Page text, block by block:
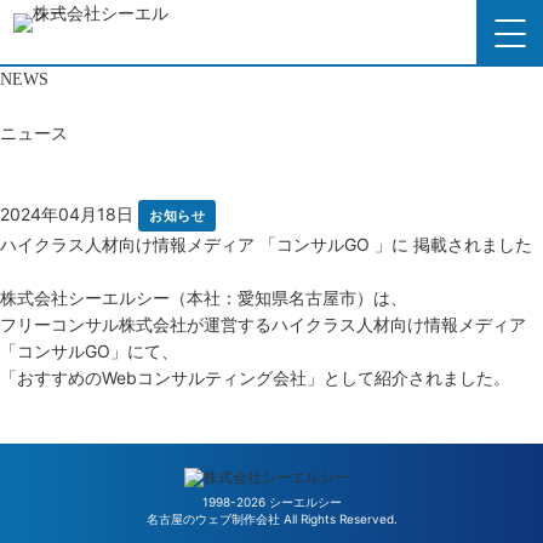
トップページ
サービス内容
制作実績
会社概要
NEWS
ニュース
2024年04月18日 お知らせ
ハイクラス人材向け情報メディア 「コンサルGO 」に 掲載されました
株式会社シーエルシー（本社：愛知県名古屋市）は、
フリーコンサル株式会社が運営するハイクラス人材向け情報メディア
「コンサルGO 」にて、
「おすすめのWebコンサルティング会社 」として紹介されました。
1998-2026 シーエルシー
名古屋のウェブ制作会社 All Rights Reserved.